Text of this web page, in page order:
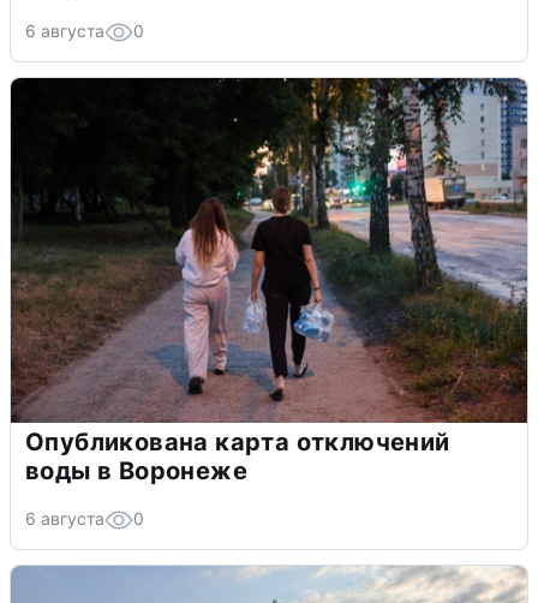
6 августа 0
Опубликована карта отключений
воды в Воронеже
6 августа 0